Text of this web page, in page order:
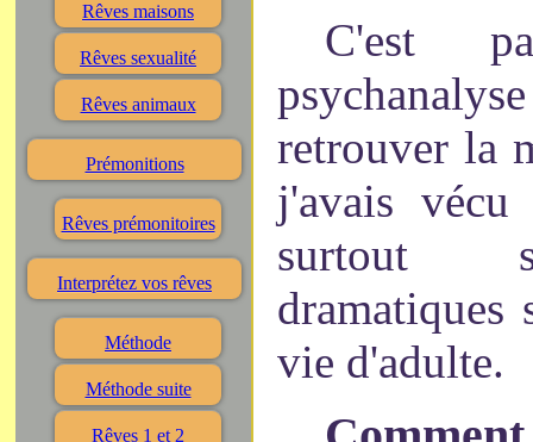
Rêves maisons
Rêves sexualité
Rêves animaux
Prémonitions
Rêves prémonitoires
Interprétez vos rêves
Méthode
Méthode suite
Rêves 1 et 2
C'est
retrouver la
j'avais vécu
surtout
dramatiques
vie d'adulte.